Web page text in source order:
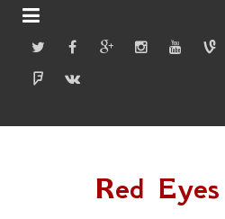

Red